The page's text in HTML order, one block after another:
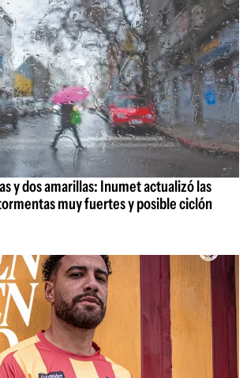
y dos amarillas: Inumet actualizó las
muy fuertes y posible ciclón